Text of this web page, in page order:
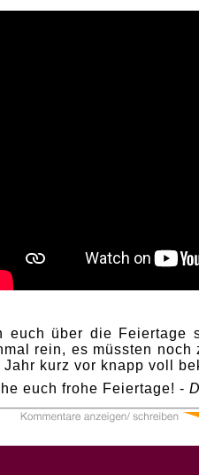
euch über die Feiertage
rein, es müssten
kurz vor knapp voll
euch frohe Feiertage! -